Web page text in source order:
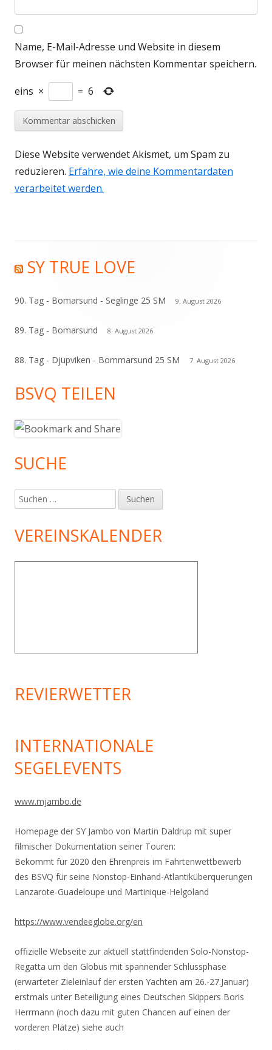
Name, E-Mail-Adresse und Website in diesem
Browser für meinen nächsten Kommentar speichern.
eins × = 6
Diese Website verwendet Akismet, um Spam zu
reduzieren. Erfahre, wie deine Kommentardaten
verarbeitet werden.
Haupt-
Seitenleiste
SY TRUE LOVE
90. Tag - Bomarsund - Seglinge 25 SM 9. August 2026
89. Tag - Bomarsund 8. August 2026
88. Tag - Djupviken - Bommarsund 25 SM 7. August 2026
BSVQ TEILEN
SUCHE
Suchen
nach:
VEREINSKALENDER
REVIERWETTER
INTERNATIONALE
SEGELEVENTS
www.mjambo.de
Homepage der SY Jambo von Martin Daldrup mit super
filmischer Dokumentation seiner Touren:
Bekommt für 2020 den Ehrenpreis im Fahrtenwettbewerb
des BSVQ für seine Nonstop-Einhand-Atlantiküberquerungen
Lanzarote-Guadeloupe und Martinique-Helgoland
https://www.vendeeglobe.org/en
offizielle Webseite zur aktuell stattfindenden Solo-Nonstop-
Regatta um den Globus mit spannender Schlussphase
(erwarteter Zieleinlauf der ersten Yachten am 26.-27.Januar)
erstmals unter Beteiligung eines Deutschen Skippers Boris
Herrmann (noch dazu mit guten Chancen auf einen der
vorderen Plätze) siehe auch